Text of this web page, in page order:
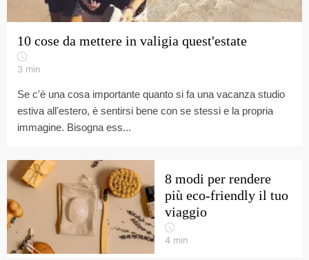
10 cose da mettere in valigia quest'estate
3 min
Se c'è una cosa importante quanto si fa una vacanza studio
estiva all'estero, è sentirsi bene con se stessi e la propria
immagine. Bisogna ess...
8 modi per rendere
più eco-friendly il tuo
viaggio
4 min